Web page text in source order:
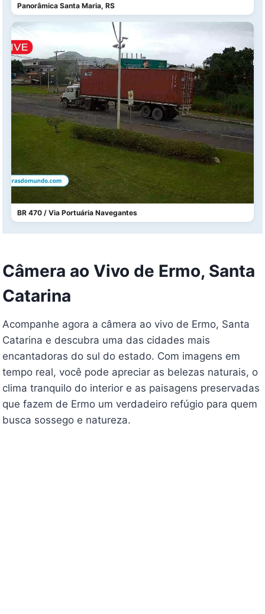
Panorâmica Santa Maria, RS
BR 470 / Via Portuária Navegantes
Câmera ao Vivo de Ermo, Santa
Catarina
Acompanhe agora a câmera ao vivo de Ermo, Santa
Catarina e descubra uma das cidades mais
encantadoras do sul do estado. Com imagens em
tempo real, você pode apreciar as belezas naturais, o
clima tranquilo do interior e as paisagens preservadas
que fazem de Ermo um verdadeiro refúgio para quem
busca sossego e natureza.